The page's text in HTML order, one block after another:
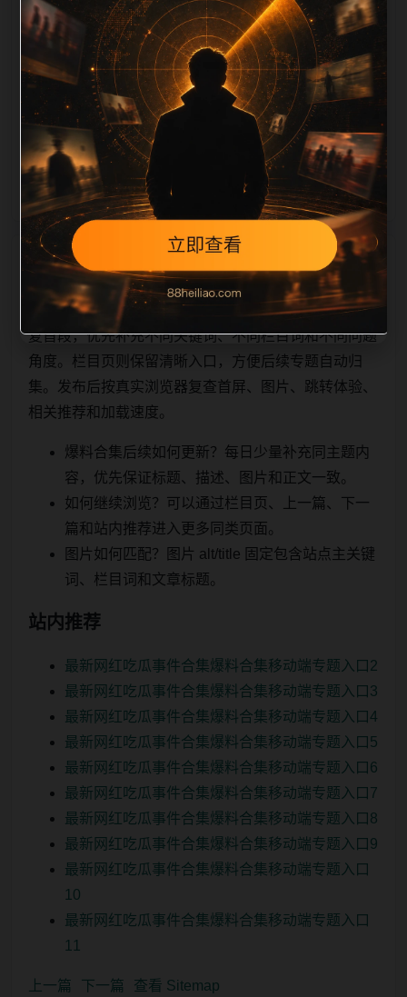
荐、上一篇下一篇和 sitemap 入口，保证重要页面点击
深度尽量控制在三次以内。正文维护时可按用户搜索路
径补充三类信息：入口是否稳定、同栏目还有哪些可继
续阅读、移动端打开时图片和摘要是否一致。每次新增
内容后同步检查标题、description、canonical、主题
图、alt、title和推荐链接，确保页面既能被搜索引擎理
解，也能让真实用户
相关问题与推荐
顺着栏目继续浏览。同站连续更新时避免重复标题和重
复首段，优先补充不同关键词、不同栏目词和不同问题
角度。栏目页则保留清晰入口，方便后续专题自动归
集。发布后按真实浏览器复查首屏、图片、跳转体验、
相关推荐和加载速度。
爆料合集后续如何更新？每日少量补充同主题内
容，优先保证标题、描述、图片和正文一致。
如何继续浏览？可以通过栏目页、上一篇、下一
篇和站内推荐进入更多同类页面。
图片如何匹配？图片 alt/title 固定包含站点主关键
词、栏目词和文章标题。
站内推荐
最新网红吃瓜事件合集爆料合集移动端专题入口2
最新网红吃瓜事件合集爆料合集移动端专题入口3
最新网红吃瓜事件合集爆料合集移动端专题入口4
最新网红吃瓜事件合集爆料合集移动端专题入口5
最新网红吃瓜事件合集爆料合集移动端专题入口6
最新网红吃瓜事件合集爆料合集移动端专题入口7
最新网红吃瓜事件合集爆料合集移动端专题入口8
最新网红吃瓜事件合集爆料合集移动端专题入口9
最新网红吃瓜事件合集爆料合集移动端专题入口
10
最新网红吃瓜事件合集爆料合集移动端专题入口
11
上一篇 下一篇 查看 Sitemap